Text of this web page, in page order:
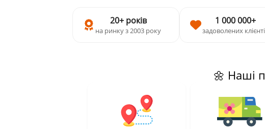
20+ років
на ринку з 2003 року
1 000 000+
задоволених
🌼 Наші